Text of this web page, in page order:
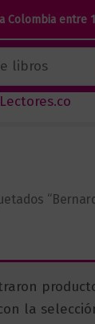
Colombia entre
la